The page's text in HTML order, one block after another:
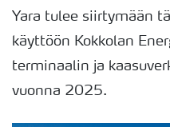
Yara tulee siirtymään
käyttöön Kokkolan
terminaalin ja
vuonna 2025.